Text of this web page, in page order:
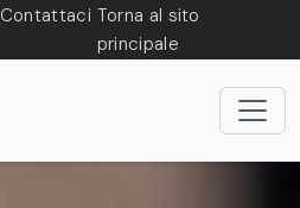
Contattaci Torna al sito
principale